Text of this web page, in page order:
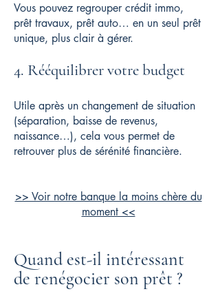
Vous pouvez regrouper crédit immo,
prêt travaux, prêt auto… en un seul prêt
unique, plus clair à gérer.
4. Rééquilibrer votre budget
Utile après un changement de situation
(séparation, baisse de revenus,
naissance…), cela vous permet de
retrouver plus de sérénité financière.
>> Voir notre banque la moins chère du
moment <<
Quand est-il intéressant
de renégocier son prêt ?